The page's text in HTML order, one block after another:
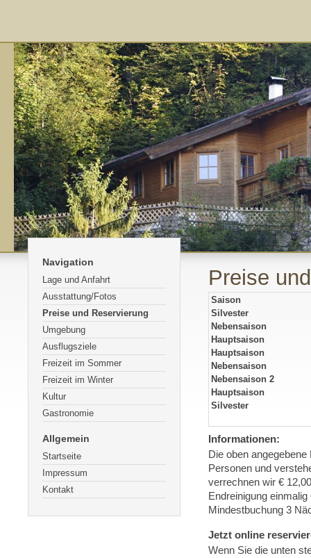
Navigation
Lage und Anfahrt
Ausstattung/Fotos
Preise und Reservierung
Umgebung
Ausflugsziele
Freizeit im Sommer
Freizeit im Winter
Kultur
Gastronomie
Allgemein
Startseite
Impressum
Kontakt
Preise
Saison
Silvester
Nebensaison
Hauptsaison
Hauptsaison
Nebensaison
Nebensaison 2
Hauptsaison
Silvester
Informationen:
Die oben
Personen und
verrechnen wir €
Endreinigung
Mindestbuchung 3
Jetzt online
Wenn Sie die unten